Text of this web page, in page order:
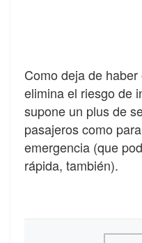
Como deja de
elimina el riesgo de
supone un plus de
pasajeros como
emergencia (que
rápida, también).